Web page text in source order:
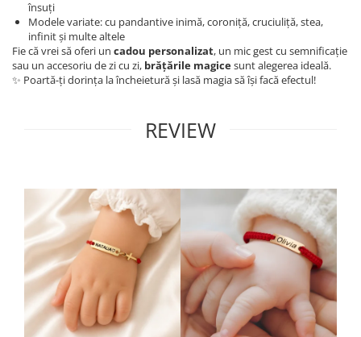
însuți
Modele variate: cu pandantive inimă, coro­niță, cruciuliță, stea,
infinit și multe altele
Fie că vrei să oferi un cadou personalizat, un mic gest cu semnificație
sau un accesoriu de zi cu zi, brățările magicesunt alegerea ideală.
✨ Poartă-ți dorința la încheietură și lasă magia să își facă efectul!
REVIEW